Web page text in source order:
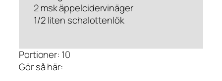
2 msk äppelcidervinäger
1/2 liten schalottenlök
Portioner: 10
Gör så här: